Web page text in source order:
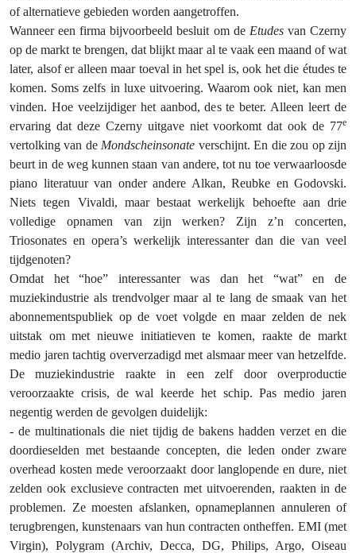
of alternatieve gebieden worden aangetroffen.
Wanneer een firma bijvoorbeeld besluit om de Etudesvan Czerny
op de markt te brengen, dat blijkt maar al te vaak een maand of wat
later, alsof er alleen maar toeval in het spel is, ook het die études te
komen. Soms zelfs in luxe uitvoering. Waarom ook niet, kan men
vinden. Hoe veelzijdiger het aanbod, des te beter. Alleen leert de
ervaring dat deze Czerny uitgave niet voorkomt dat ook de 77e
vertolking van de Mondscheinsonate verschijnt. En die zou op zijn
beurt in de weg kunnen staan van andere, tot nu toe verwaarloosde
piano literatuur van onder andere Alkan, Reubke en Godovski.
Niets tegen Vivaldi, maar bestaat werkelijk behoefte aan drie
volledige opnamen van zijn werken? Zijn z’n concerten,
Triosonates en opera’s werkelijk interessanter dan die van veel
tijdgenoten?
Omdat het “hoe” interessanter was dan het “wat” en de
muziekindustrie als trendvolger maar al te lang de smaak van het
abonnementspubliek op de voet volgde en maar zelden de nek
uitstak om met nieuwe initiatieven te komen, raakte de markt
medio jaren tachtig oververzadigd met alsmaar meer van hetzelfde.
De muziekindustrie raakte in een zelf door overproductie
veroorzaakte crisis, de wal keerde het schip. Pas medio jaren
negentig werden de gevolgen duidelijk:
- de multinationals die niet tijdig de bakens hadden verzet en die
doordieselden met bestaande concepten, die leden onder zware
overhead kosten mede veroorzaakt door langlopende en dure, niet
zelden ook exclusieve contracten met uitvoerenden, raakten in de
problemen. Ze moesten afslanken, opnameplannen annuleren of
terugbrengen, kunstenaars van hun contracten ontheffen. EMI (met
Virgin), Polygram (Archiv, Decca, DG, Philips, Argo, Oiseau